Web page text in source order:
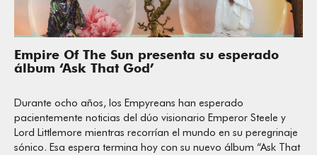
Empire Of The Sun presenta su esperado
álbum ‘Ask That God’
Durante ocho años, los Empyreans han esperado
pacientemente noticias del dúo visionario Emperor Steele y
Lord Littlemore mientras recorrían el mundo en su peregrinaje
sónico. Esa espera termina hoy con su nuevo álbum “Ask That